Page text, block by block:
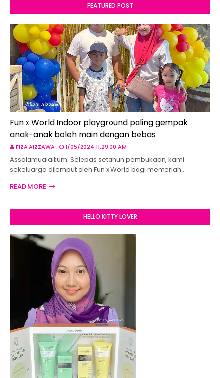
FEATURED POST
Fun x World Indoor playground paling gempak
anak-anak boleh main dengan bebas
FIZA AIZZAWA 1/05/2024 11:29:00 AM
Assalamualaikum. Selepas setahun pembukaan, kami
sekeluarga dijemput oleh Fun x World bagi memeriah…
READ MORE
HELLO KITTY LOVER